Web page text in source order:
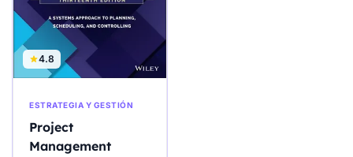
4.8
ESTRATEGIA Y GESTIÓN
Project
Management